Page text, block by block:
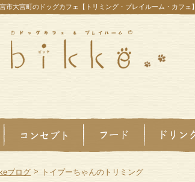
市大宮町のドッグカフェ【トリミング・プレイルーム・カフェ】
ブログ > トイプーちゃんのトリミング